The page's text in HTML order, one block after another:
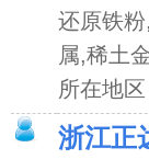
还原铁
属,稀土
所在地
浙江正